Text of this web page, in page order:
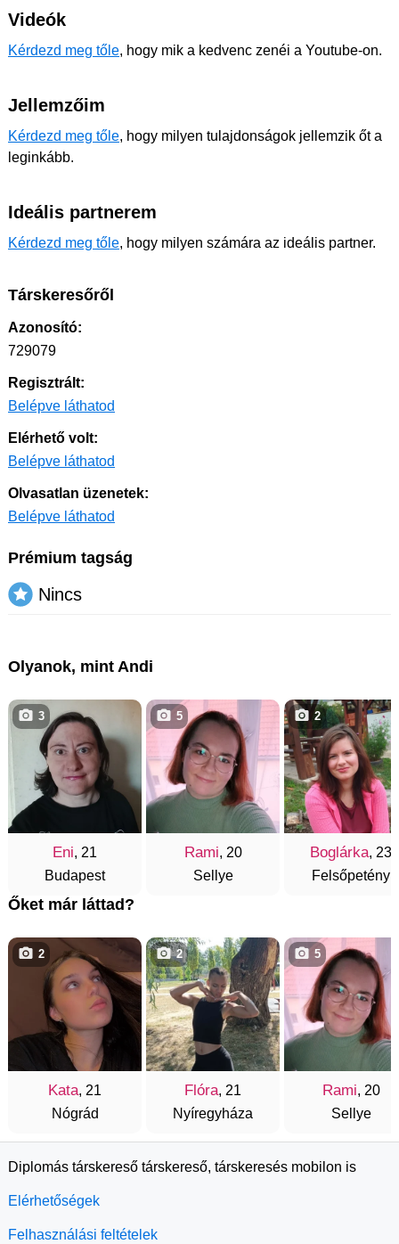
Videók
Kérdezd meg tőle, hogy mik a kedvenc zenéi a Youtube-on.
Jellemzőim
Kérdezd meg tőle, hogy milyen tulajdonságok jellemzik őt a
leginkább.
Ideális partnerem
Kérdezd meg tőle, hogy milyen számára az ideális partner.
Társkeresőről
Azonosító:
729079
Regisztrált:
Belépve láthatod
Elérhető volt:
Belépve láthatod
Olvasatlan üzenetek:
Belépve láthatod
Prémium tagság
Nincs
Olyanok, mint Andi
Eni, 21
Budapest
3
Rami, 20
Sellye
5
Boglárka, 23
Felsőpetény
2
Őket már láttad?
Kata, 21
Nógrád
2
Flóra, 21
Nyíregyháza
2
Rami, 20
Sellye
5
Diplomás társkereső társkereső, társkeresés mobilon is
Elérhetőségek
Felhasználási feltételek